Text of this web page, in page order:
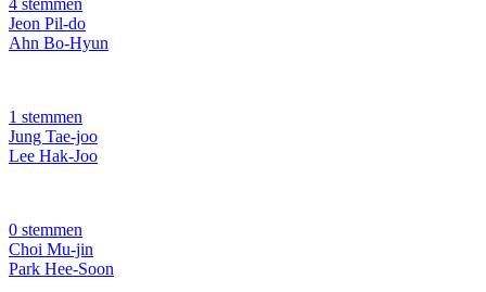
4 stemmen
Jeon Pil-do
Ahn Bo-Hyun
1 stemmen
Jung Tae-joo
Lee Hak-Joo
0 stemmen
Choi Mu-jin
Park Hee-Soon